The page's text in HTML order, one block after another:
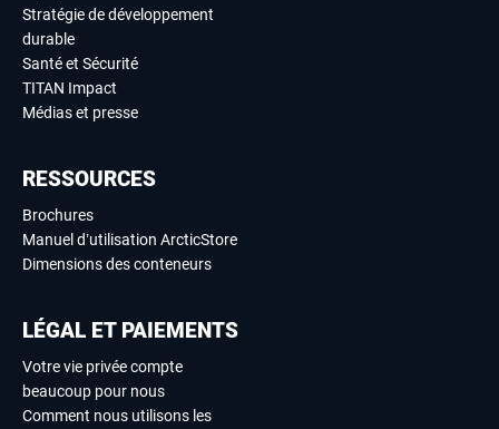
Stratégie de développement
durable
Santé et Sécurité
TITAN Impact
Médias et presse
RESSOURCES
Brochures
Manuel d’utilisation ArcticStore
Dimensions des conteneurs
LÉGAL ET PAIEMENTS
Votre vie privée compte
beaucoup pour nous
Comment nous utilisons les